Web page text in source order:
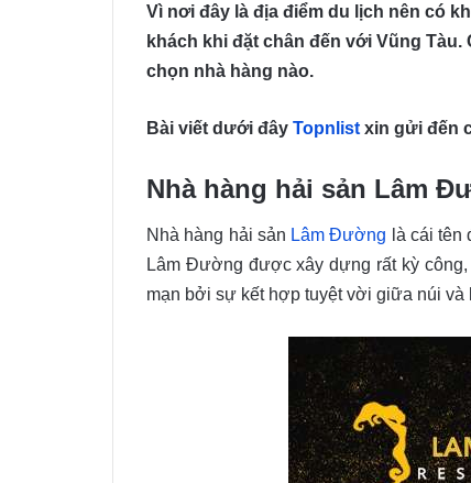
Vì nơi đây là địa điểm du lịch nên có
khách khi đặt chân đến với Vũng
chọn nhà hàng nào.
Bài viết dưới đây Topnlist xin gửi đến
Nhà hàng hải sản Lâm
Nhà hàng hải sản Lâm Đường là cái tên
Lâm Đường được xây dựng rất kỳ
mạn bởi sự kết hợp tuyệt vời giữa núi và